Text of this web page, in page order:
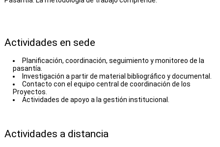
Actividades en sede
Planificación, coordinación, seguimiento y monitoreo de la
pasantía.
Investigación a partir de material bibliográfico y documental.
Contacto con el equipo central de coordinación de los
Proyectos.
Actividades de apoyo a la gestión institucional.
Actividades a distancia